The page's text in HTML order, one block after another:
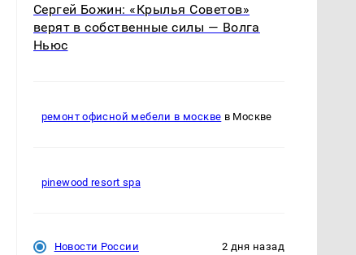
Сергей Божин: «Крылья Советов»
верят в собственные силы — Волга
Ньюс
ремонт офисной мебели в москве в Москве
pinewood resort spa
Новости России 2 дня назад